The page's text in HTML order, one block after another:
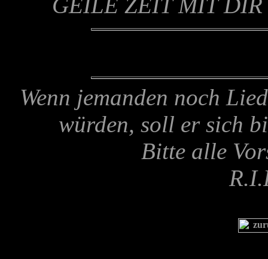
Wenn jemanden noch
würden, soll er sich
Bitte alle